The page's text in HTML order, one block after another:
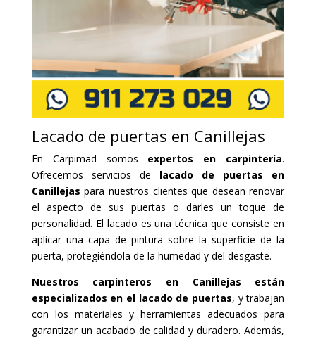
Lacado de puertas en Canillejas
En Carpimad somos expertos en carpintería.
Ofrecemos servicios de lacado de puertas en
Canillejaspara nuestros clientes que desean renovar
el aspecto de sus puertas o darles un toque de
personalidad. El lacado es una técnica que consiste en
aplicar una capa de pintura sobre la superficie de la
puerta, protegiéndola de la humedad y del desgaste.
Nuestros carpinteros en Canillejas están
especializados en el lacado de puertas, y trabajan
con los materiales y herramientas adecuados para
garantizar un acabado de calidad y duradero. Además,